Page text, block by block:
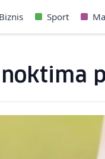
Biznis Sport
noktima